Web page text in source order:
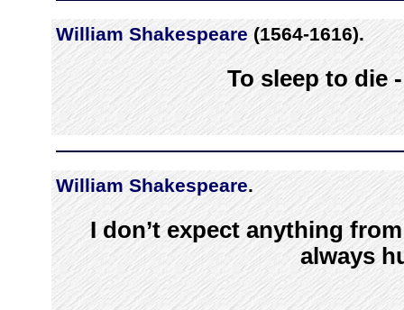
William Shakespeare (1564-1616).
To sleep to die
William Shakespeare.
I don’t expect anything
always